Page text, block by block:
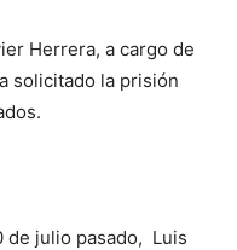
Herrera, a cargo de
solicitado la prisión
de julio pasado, Luis